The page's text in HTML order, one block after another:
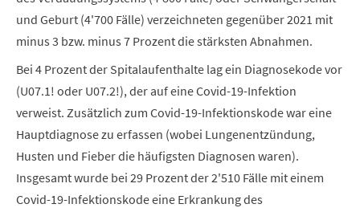
und Geburt (4'700 Fälle) verzeichneten gegenüber 2021 mit
minus 3 bzw. minus 7 Prozent die stärksten Abnahmen.
Bei 4 Prozent der Spitalaufenthalte lag ein Diagnosekode vor
(U07.1! oder U07.2!), der auf eine Covid-19-Infektion
verweist. Zusätzlich zum Covid-19-Infektionskode war eine
Hauptdiagnose zu erfassen (wobei Lungenentzündung,
Husten und Fieber die häufigsten Diagnosen waren).
Insgesamt wurde bei 29 Prozent der 2'510 Fälle mit einem
Covid-19-Infektionskode eine Erkrankung des